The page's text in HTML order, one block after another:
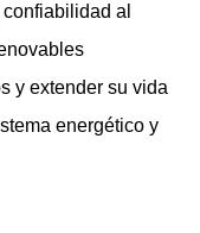
al
y extender su vida
energético y